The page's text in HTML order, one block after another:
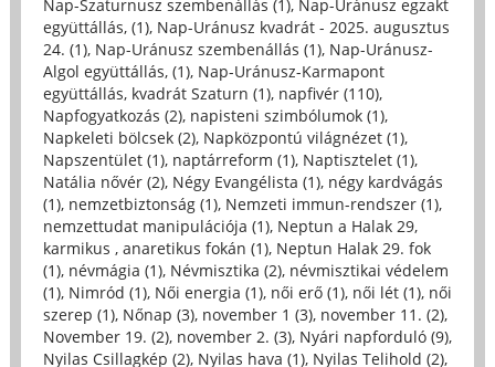
Nap-Szaturnusz szembenállás (1), Nap-Uránusz egzakt
együttállás, (1), Nap-Uránusz kvadrát - 2025. augusztus
24. (1), Nap-Uránusz szembenállás (1), Nap-Uránusz-
Algol együttállás, (1), Nap-Uránusz-Karmapont
együttállás, kvadrát Szaturn (1), napfivér (110),
Napfogyatkozás (2), napisteni szimbólumok (1),
Napkeleti bölcsek (2), Napközpontú világnézet (1),
Napszentület (1), naptárreform (1), Naptisztelet (1),
Natália nővér (2), Négy Evangélista (1), négy kardvágás
(1), nemzetbiztonság (1), Nemzeti immun-rendszer (1),
nemzettudat manipulációja (1), Neptun a Halak 29,
karmikus , anaretikus fokán (1), Neptun Halak 29. fok
(1), névmágia (1), Névmisztika (2), névmisztikai védelem
(1), Nimród (1), Női energia (1), női erő (1), női lét (1), női
szerep (1), Nőnap (3), november 1 (3), november 11. (2),
November 19. (2), november 2. (3), Nyári napforduló (9),
Nyilas Csillagkép (2), Nyilas hava (1), Nyilas Telihold (2),